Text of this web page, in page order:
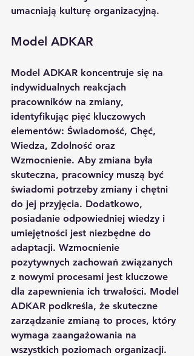
umacniają kulturę organizacyjną.
Model ADKAR
Model ADKAR koncentruje się na
indywidualnych reakcjach
pracowników na zmiany,
identyfikując pięć kluczowych
elementów: Świadomość, Chęć,
Wiedza, Zdolność oraz
Wzmocnienie. Aby zmiana była
skuteczna, pracownicy muszą być
świadomi potrzeby zmiany i chętni
do jej przyjęcia. Dodatkowo,
posiadanie odpowiedniej wiedzy i
umiejętności jest niezbędne do
adaptacji. Wzmocnienie
pozytywnych zachowań związanych
z nowymi procesami jest kluczowe
dla zapewnienia ich trwałości. Model
ADKAR podkreśla, że skuteczne
zarządzanie zmianą to proces, który
wymaga zaangażowania na
wszystkich poziomach organizacji.